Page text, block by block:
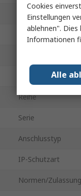
AC-Nennspannung
DC-Nennspannung
Montageart
Reihe
Serie
Anschlusstyp
IP-Schutzart
Normen/
Cookies
Einstellungen
ablehnen".
Informationen
Alle